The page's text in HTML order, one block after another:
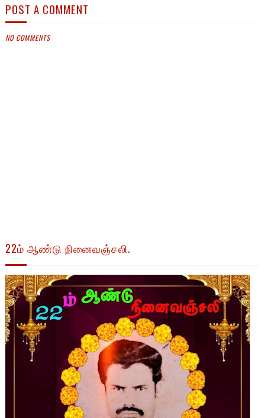
POST A COMMENT
NO COMMENTS
22ம் ஆண்டு நினைவஞ்சலி.